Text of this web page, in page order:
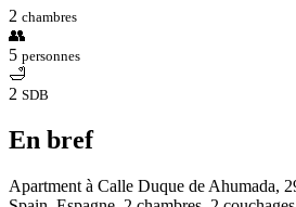
2 chambres
👥
5 personnes
🛁
2 SDB
En bref
Apartment à Calle Duque de Ahumada,